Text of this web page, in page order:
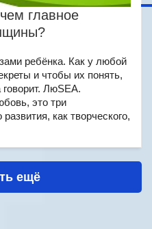
главное
ребёнка. Как у любой
и чтобы их понять,
ЛюSEA.
это три
как творческого,
ещё